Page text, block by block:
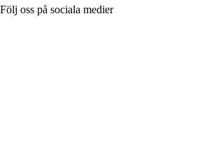
Följ oss på sociala medier